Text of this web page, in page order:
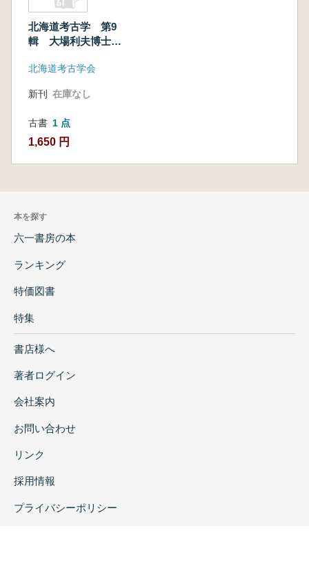
北海道考古学 第9
輯 大場利夫博士還
北海道考古学会
新刊 在庫なし
古書 1 点
1,650 円
本を探す
六一書房の本
ランキング
特価図書
特集
書店様へ
著者ログイン
会社案内
お問い合わせ
リンク
採用情報
プライバシーポリシー